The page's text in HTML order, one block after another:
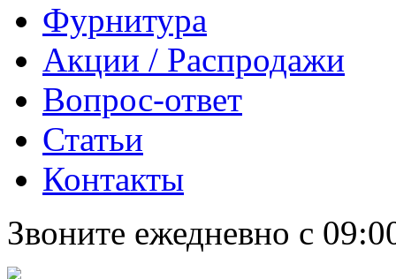
Фурнитура
Акции / Распродажи
Вопрос-ответ
Статьи
Контакты
Звоните ежедневно с